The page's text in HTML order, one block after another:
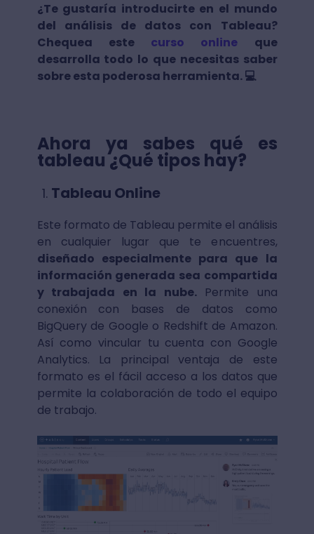
¿Te gustaría introducirte en el mundo
del análisis de datos con Tableau?
Chequea este curso online que
desarrolla todo lo que necesitas saber
sobre esta poderosa herramienta. 💻
Ahora ya sabes qué es
tableau ¿Qué tipos hay?
Tableau Online
Este formato de Tableau permite el análisis
en cualquier lugar que te encuentres,
diseñado especialmente para que la
información generada sea compartida
y trabajada en la nube.Permite una
conexión con bases de datos como
BigQuery de Google o Redshift de Amazon.
Así como vincular tu cuenta con Google
Analytics. La principal ventaja de este
formato es el fácil acceso a los datos que
permite la colaboración de todo el equipo
de trabajo.